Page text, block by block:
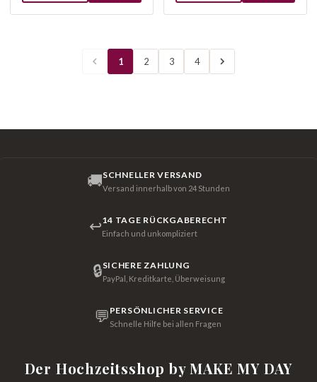
1 2 3 4
🚚SCHNELLER VERSAND
Versand innerhalb von 24 Stunden
↩14 TAGE RÜCKGABERECHT
Einfach und unkompliziert
🔒SICHERE ZAHLUNG
PayPal, Kreditkarte, Überweisung
💬 PERSÖNLICHER SERVICE
Schnelle Hilfe bei allen Fragen
Der Hochzeitsshop by MAKE MY DAY